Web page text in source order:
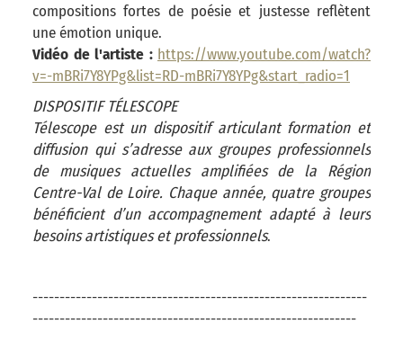
compositions fortes de poésie et justesse reflètent
une émotion unique.
Vidéo de l'artiste : https://www.youtube.com/watch?
v=-mBRi7Y8YPg&list=RD-mBRi7Y8YPg&start_radio=1
DISPOSITIF TÉLESCOPE
Télescope est un dispositif articulant formation et
diffusion qui s’adresse aux groupes professionnels
de musiques actuelles amplifiées de la Région
Centre-Val de Loire. Chaque année, quatre groupes
bénéficient d’un accompagnement adapté à leurs
besoins artistiques et professionnels.
--------------------------------------------------------------
------------------------------------------------------------